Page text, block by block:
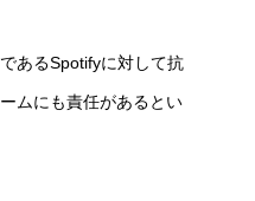
あるSpotifyに対して抗
ムにも責任があるとい